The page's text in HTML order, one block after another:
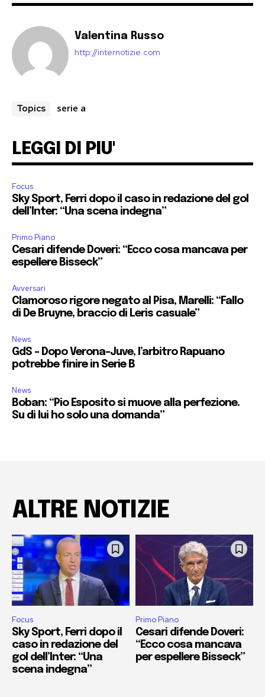
Valentina Russo
http://internotizie.com
Topics serie a
LEGGI DI PIU'
Focus
Sky Sport, Ferri dopo il caso in redazione del gol
dell’Inter: “Una scena indegna”
Primo Piano
Cesari difende Doveri: “Ecco cosa mancava per
espellere Bisseck”
Avversari
Clamoroso rigore negato al Pisa, Marelli: “Fallo
di De Bruyne, braccio di Leris casuale”
News
GdS – Dopo Verona-Juve, l’arbitro Rapuano
potrebbe finire in Serie B
News
Boban: “Pio Esposito si muove alla perfezione.
Su di lui ho solo una domanda”
ALTRE NOTIZIE
Focus
Sky Sport, Ferri dopo il
caso in redazione del
gol dell’Inter: “Una
scena indegna”
Primo Piano
Cesari difende Doveri:
“Ecco cosa mancava
per espellere Bisseck”